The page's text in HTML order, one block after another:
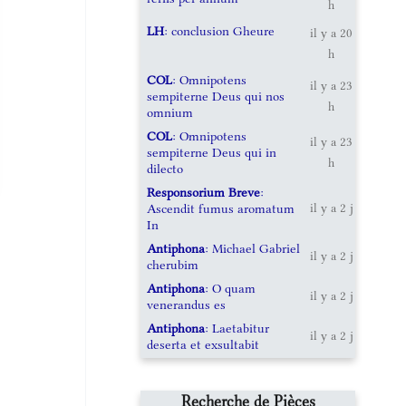
h
LH: conclusion Gheure
il y a 20
h
COL: Omnipotens
sempiterne Deus qui nos
omnium
il y a 23
h
COL: Omnipotens
sempiterne Deus qui in
dilecto
il y a 23
h
Responsorium Breve:
Ascendit fumus aromatum
In
il y a 2 j
Antiphona: Michael Gabriel
cherubim
il y a 2 j
Antiphona: O quam
venerandus es
il y a 2 j
Antiphona: Laetabitur
deserta et exsultabit
il y a 2 j
Recherche de Pièces